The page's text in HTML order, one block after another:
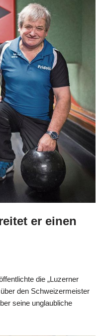
er einen
die „Luzerner
den Schweizermeister
seine unglaubliche